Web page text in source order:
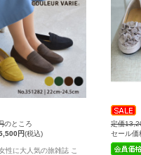
のところ
円(税込)
性に大人気の旅雑誌 こ
定価
セール価